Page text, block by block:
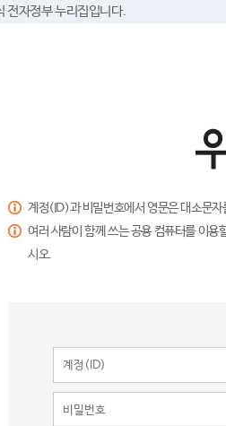
전자정부 누리집입니다.
계정(ID)과 비밀번호에서 영문은 대소문
여러 사람이 함께 쓰는 공용 컴퓨터를 이
시오.